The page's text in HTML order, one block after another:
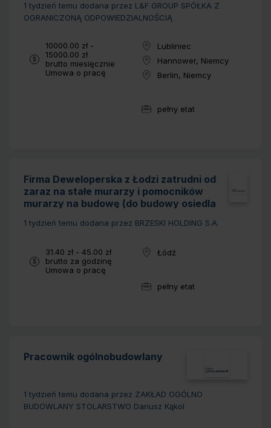
1 tydzień temu dodana przez L&F GROUP SPÓŁKA Z
OGRANICZONĄ ODPOWIEDZIALNOŚCIĄ
Wynagrodzenie:
10000.00 zł -
15000.00 zł
brutto miesięcznie
Typ umowy:
Umowa o pracę
Lokalizacja:
Lubliniec
Lokalizacja:
Hannower, Niemcy
Lokalizacja:
Berlin, Niemcy
Wymiar pracy:
pełny etat
Firma Deweloperska z Łodzi zatrudni od
zaraz na stałe murarzy i pomocników
murarzy na budowę (do budowy osiedla
1 tydzień temu dodana przez BRZESKI HOLDING S.A.
Wynagrodzenie:
31.40 zł - 45.00 zł
brutto za godzinę
Typ umowy:
Umowa o pracę
Lokalizacja:
Łódź
Wymiar pracy:
pełny etat
Pracownik ogólnobudowlany
1 tydzień temu dodana przez ZAKŁAD OGÓLNO
BUDOWLANY STOLARSTWO Dariusz Kąkol